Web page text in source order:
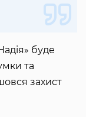
буде
та
захист